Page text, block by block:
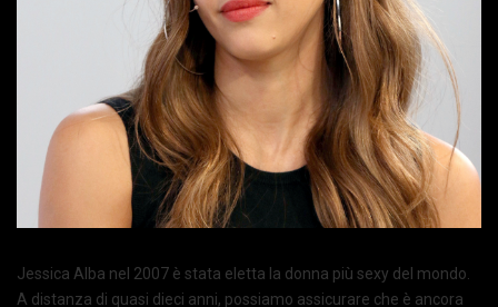
Jessica Alba nel 2007 è stata eletta la donna più sexy del mondo.
A distanza di quasi dieci anni, possiamo assicurare che è ancora